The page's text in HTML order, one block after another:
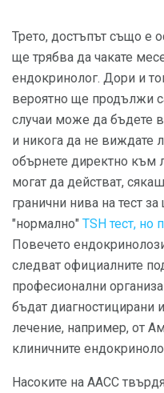
Трето, достъпът също е
ще трябва да чакате
ендокринолог. Дори и
вероятно ще продължи
случаи може да бъдете
и никога да не виждате
обърнете директно към
могат да действат,
гранични нива на тест
"нормално" TSH тест,
Повечето
следват официалните
професионални
бъдат диагностицирани
лечение, например, от
клиничните
Насоките на ААСС